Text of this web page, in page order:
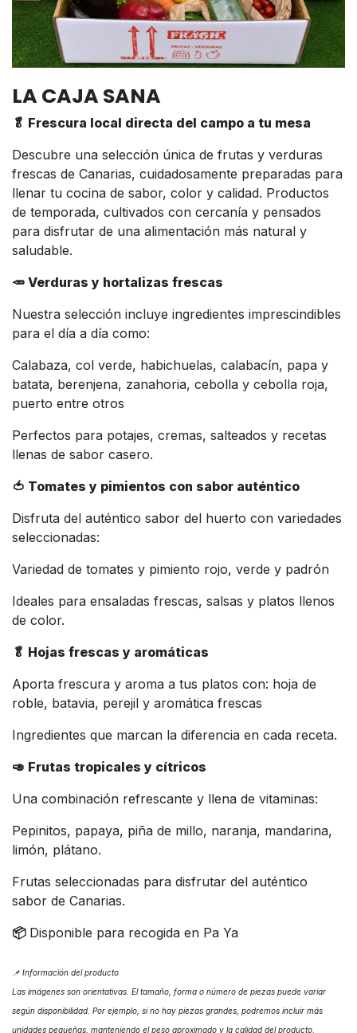
LA CAJA SANA
🥬 Frescura local directa del campo a tu mesa
Descubre una selección única de frutas y verduras
frescas de Canarias, cuidadosamente preparadas para
llenar tu cocina de sabor, color y calidad. Productos
de temporada, cultivados con cercanía y pensados
para disfrutar de una alimentación más natural y
saludable.
🥕 Verduras y hortalizas frescas
Nuestra selección incluye ingredientes imprescindibles
para el día a día como:
Calabaza, col verde, habichuelas, calabacín, papa y
batata, berenjena, zanahoria, cebolla y cebolla roja,
puerto entre otros
Perfectos para potajes, cremas, salteados y recetas
llenas de sabor casero.
🍅 Tomates y pimientos con sabor auténtico
Disfruta del auténtico sabor del huerto con variedades
seleccionadas:
Variedad de tomates y pimiento rojo, verde y padrón
Ideales para ensaladas frescas, salsas y platos llenos
de color.
🥬 Hojas frescas y aromáticas
Aporta frescura y aroma a tus platos con: hoja de
roble, batavia, perejil y aromática frescas
Ingredientes que marcan la diferencia en cada receta.
🥑 Frutas tropicales y cítricos
Una combinación refrescante y llena de vitaminas:
Pepinitos, papaya, piña de millo, naranja, mandarina,
limón, plátano.
Frutas seleccionadas para disfrutar del auténtico
sabor de Canarias.
📦 Disponible para recogida en Pa Ya
📌 Información del producto
Las imágenes son orientativas. El tamaño, forma o número de piezas puede variar
según disponibilidad. Por ejemplo, si no hay piezas grandes, podremos incluir más
unidades pequeñas, manteniendo el peso aproximado y la calidad del producto.